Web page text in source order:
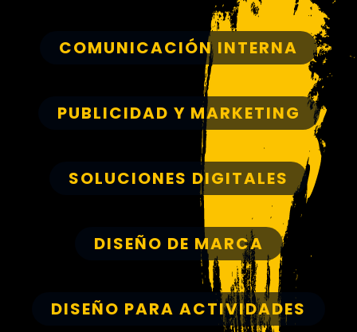
COMUNICACIÓN INTERNA
PUBLICIDAD Y MARKETING
SOLUCIONES DIGITALES
DISEÑO DE MARCA
DISEÑO PARA ACTIVIDADES